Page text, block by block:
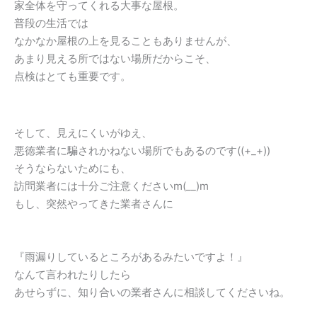
家全体を守ってくれる大事な屋根。
普段の生活では
なかなか屋根の上を見ることもありませんが、
あまり見える所ではない場所だからこそ、
点検はとても重要です。
そして、見えにくいがゆえ、
悪徳業者に騙されかねない場所でもあるのです((+_+))
そうならないためにも、
訪問業者には十分ご注意くださいm(__)m
もし、突然やってきた業者さんに
『雨漏りしているところがあるみたいですよ！』
なんて言われたりしたら
あせらずに、知り合いの業者さんに相談してくださいね。